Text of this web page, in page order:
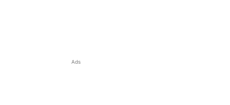
Ads